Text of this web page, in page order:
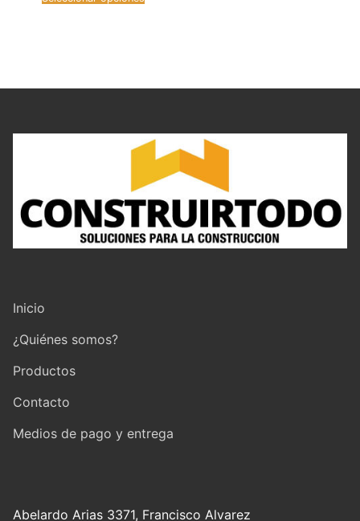
Inicio
¿Quiénes somos?
Productos
Contacto
Medios de pago y entrega
Abelardo Arias 3371, Francisco Alvarez